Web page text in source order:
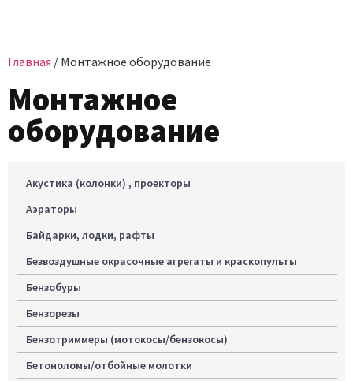
Главная / Монтажное оборудование
Монтажное
оборудование
Акустика (колонки) , проекторы
Аэраторы
Байдарки, лодки, рафты
Безвоздушные окрасочные агрегаты и краскопульты
Бензобуры
Бензорезы
Бензотриммеры (мотокосы/бензокосы)
Бетоноломы/отбойные молотки